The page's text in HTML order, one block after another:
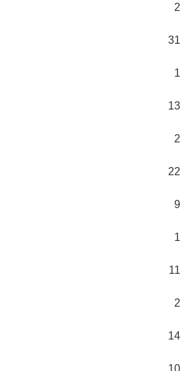
2
31
1
13
2
22
9
1
11
2
14
10